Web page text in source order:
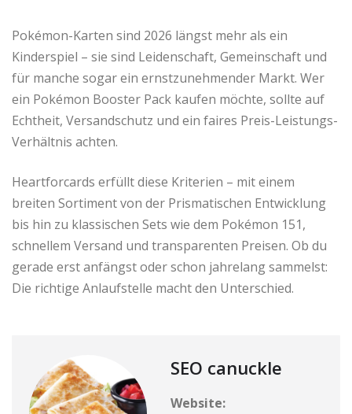
Pokémon-Karten sind 2026 längst mehr als ein
Kinderspiel – sie sind Leidenschaft, Gemeinschaft und
für manche sogar ein ernstzunehmender Markt. Wer
ein Pokémon Booster Pack kaufen möchte, sollte auf
Echtheit, Versandschutz und ein faires Preis-Leistungs-
Verhältnis achten.
Heartforcards erfüllt diese Kriterien – mit einem
breiten Sortiment von der Prismatischen Entwicklung
bis hin zu klassischen Sets wie dem Pokémon 151,
schnellem Versand und transparenten Preisen. Ob du
gerade erst anfängst oder schon jahrelang sammelst:
Die richtige Anlaufstelle macht den Unterschied.
SEO canuckle
Website: